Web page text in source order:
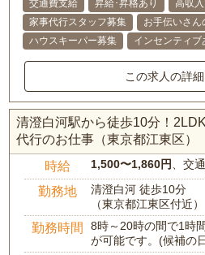
交通費支給
昇給･昇格あり 高収
家事代行スタッフ募集
お手伝いさん
ハウスキーパー募集
インセンティブ
この求人の詳
清澄白河駅から徒歩10分！
代行のお仕事（東京都江東区）
時給 1,500〜1,860円 、交
勤務地
清澄白河 徒歩10分
（東京都江東区付近）
勤務時間
8時～20時の間で1時
が可能です。(候補の